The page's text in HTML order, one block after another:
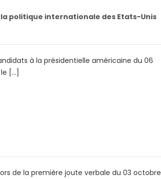
politique internationale des Etats-Unis
à la présidentielle américaine du 06
[…]
de la première joute verbale du 03 octobre